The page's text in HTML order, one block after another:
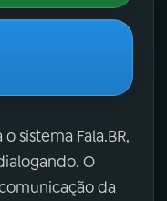
sistema Fala.BR,
O
da